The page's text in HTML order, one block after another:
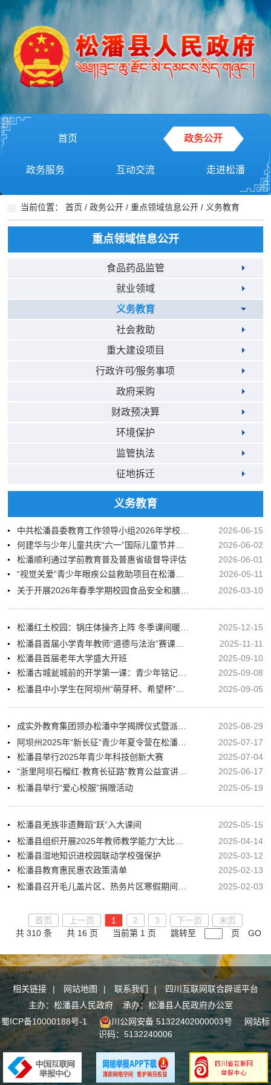
首页 政务公开
政务服务 互动交流 走进松潘
当前位置：首页 /政务公开 /重点领域信息公开 / 义务教育
重点领域信息公开
食品药品监管
就业领域
义务教育
社会救助
重大建设项目
行政许可⁄服务事项
政府采购
财政预决算
环境保护
监管执法
征地拆迁
义务教育
2026-06-15
2026-06-02
松潘顺利通过学前教育普及普惠省级督导评估
2026-06-01
2026-05-11
2026-03-10
2025-12-15
2025-11-11
松潘县首届老年大学盛大开班
2025-09-10
2025-09-08
2025-09-05
2025-08-29
2025-07-17
松潘县举行2025年青少年科技创新大赛
2025-07-04
2025-06-17
松潘县举行“爱心校服”捐赠活动
2025-05-19
松潘县羌族非遗舞蹈“跃”入大课间
2025-05-15
2025-04-14
松潘县湿地知识进校园联动学校强保护
2025-03-12
松潘县教育惠民惠农政策清单
2025-02-13
2025-02-03
首页 上一页 1 2 3 下一页
末页
共 310 条
共 16 页 当前第 1 页 跳转至 页 GO
相关链接 | 网站地图 | 联系我们 |
四川互联网联合辟谣平台
主办：松潘县人民政府 承办：松潘县人民政府办公室
蜀ICP备10000188号-1
川公网安备 51322402000003号 网站标
识码：5132240006